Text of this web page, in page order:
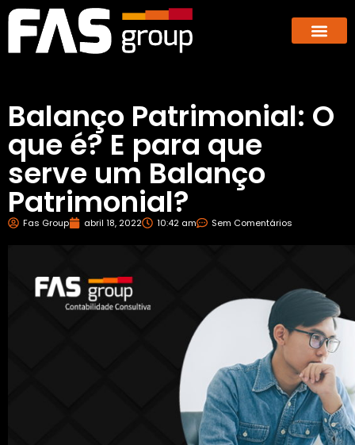
Balanço Patrimonial: O
que é? E para que
serve um Balanço
Patrimonial?
Fas Group abril 18, 2022 10:42 am Sem Comentários